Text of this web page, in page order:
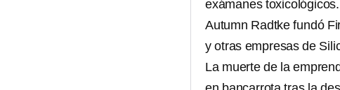
exámanes toxicológicos.
Autumn Radtke fundó
y otras empresas de
La muerte de la